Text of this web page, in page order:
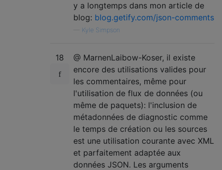
y a longtemps dans mon article de
blog: blog.getify.com/json-comments
Kyle Simpson
18
@ MarnenLaibow-Koser, il existe
encore des utilisations valides pour
les commentaires, même pour
l'utilisation de flux de données (ou
même de paquets): l'inclusion de
métadonnées de diagnostic comme
le temps de création ou les sources
est une utilisation courante avec XML
et parfaitement adaptée aux
données JSON. Les arguments